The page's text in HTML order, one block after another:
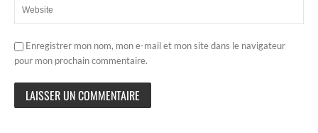
Enregistrer mon nom, mon e-mail et mon site dans le navigateur
pour mon prochain commentaire.